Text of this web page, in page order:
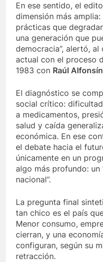
En ese sentido, el
dimensión más
prácticas que
una generación que
democracia”, alertó,
actual con el proceso
1983 con Raúl Alfonsín
El diagnóstico se
social crítico:
a medicamentos,
salud y caída
económica. En ese
el debate hacia el
únicamente en un
algo más profundo:
nacional”.
La pregunta final
tan chico es el país
Menor consumo,
cierran, y una
configuran, según su
retracción.